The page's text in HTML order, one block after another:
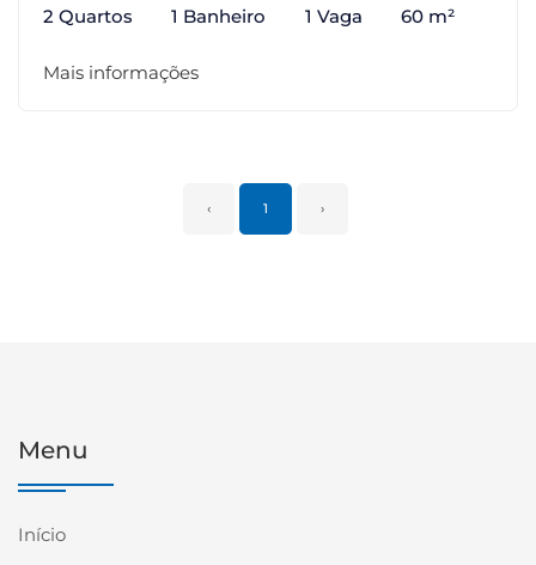
2 Quartos 1 Banheiro 1 Vaga 60 m²
Mais informações
‹ 1 ›
Menu
Início